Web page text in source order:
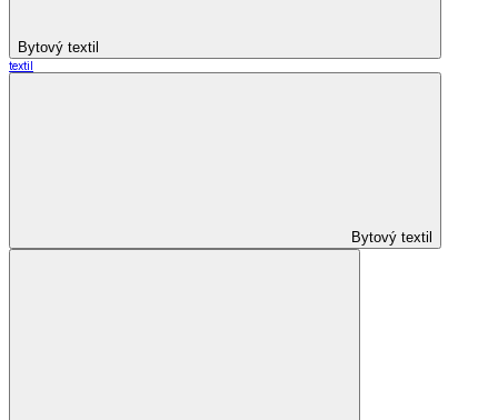
Bytový textil
textil
Bytový textil